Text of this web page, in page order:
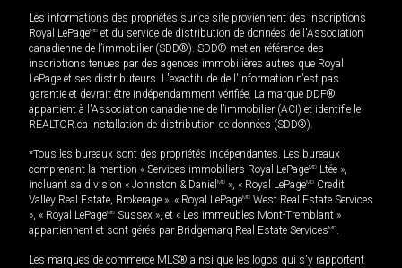
Les informations des propriétés sur ce site proviennent des inscriptions
Royal LePageMD et du service de distribution de données de l'Association
canadienne de l’immobilier (SDD®). SDD® met en référence des
inscriptions tenues par des agences immobilières autres que Royal
LePage et ses distributeurs. L'exactitude de l'information n'est pas
garantie et devrait être indépendamment vérifiée. La marque DDF®
appartient à l'Association canadienne de l’immobilier (ACI) et identifie le
REALTOR.ca Installation de distribution de données (SDD®).
*Tous les bureaux sont des propriétés indépendantes. Les bureaux
comprenant la mention « Services immobiliers Royal LePageMD Ltée »,
incluant sa division « Johnston & Daniel MD », « Royal LePageMD Credit
Valley Real Estate, Brokerage », « Royal LePageMD West Real Estate Services
», « Royal LePageMD Sussex », et « Les immeubles Mont-Tremblant »
appartiennent et sont gérés par Bridgemarq Real Estate ServicesMD.
Les marques de commerce MLS® ainsi que les logos qui s'y rapportent